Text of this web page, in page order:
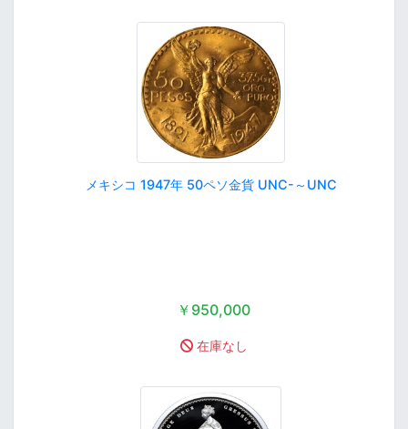
メキシコ 1947年 50ペソ金貨 UNC-～UNC
￥950,000
在庫なし